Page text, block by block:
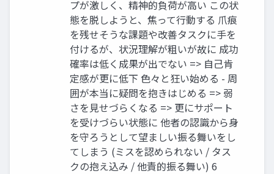
プが激しく、精神的負荷が高い この状
態を脱しようと、焦って行動する 爪痕
を残せそうな課題や改善タスクに手を
付けるが、状況理解が粗いが故に 成功
確率は低く成果が出でない => 自己肯
定感が更に低下 色々と狂い始める - 周
囲が本当に疑問を抱きはじめる => 弱
さを見せづらくなる => 更にサポート
を受けづらい状態に 他者の認識から身
を守ろうとして望ましい振る舞いをし
てしまう (ミスを認められない / タス
クの抱え込み / 他責的振る舞い) 6